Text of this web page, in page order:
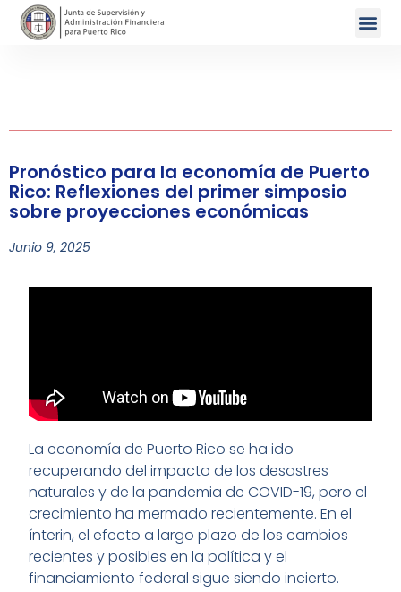
Pronóstico para la economía de Puerto
Rico: Reflexiones del primer simposio
sobre proyecciones económicas
Junio 9, 2025
La economía de Puerto Rico se ha ido
recuperando del impacto de los desastres
naturales y de la pandemia de COVID-19, pero el
crecimiento ha mermado recientemente. En el
ínterin, el efecto a largo plazo de los cambios
recientes y posibles en la política y el
financiamiento federal sigue siendo incierto.